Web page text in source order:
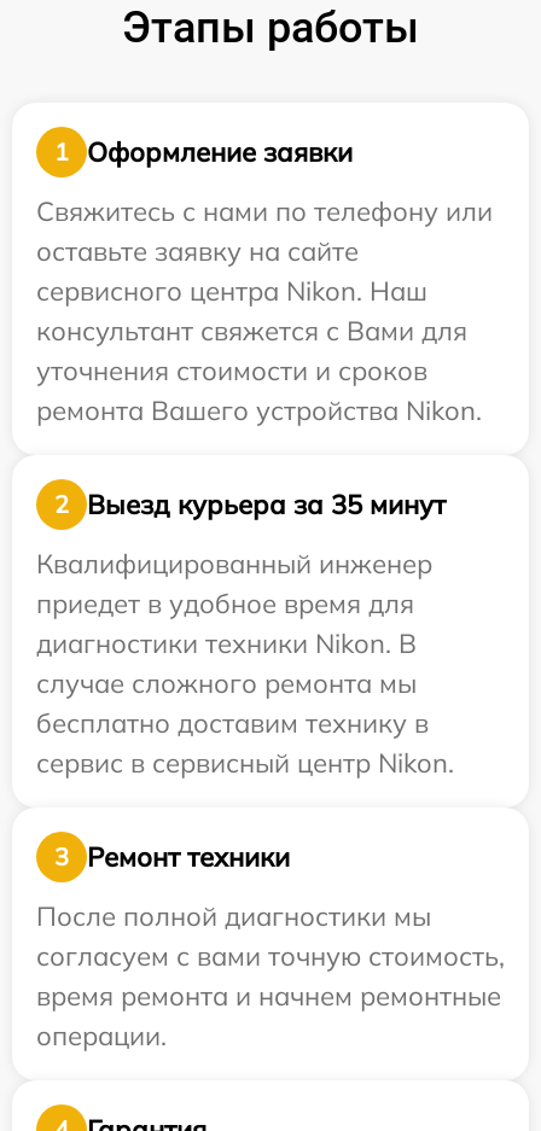
Этапы работы
1
Оформление заявки
Свяжитесь с нами по телефону или
оставьте заявку на сайте
сервисного центра Nikon. Наш
консультант свяжется с Вами для
уточнения стоимости и сроков
ремонта Вашего устройства Nikon.
2
Выезд курьера за 35 минут
Квалифицированный инженер
приедет в удобное время для
диагностики техники Nikon. В
случае сложного ремонта мы
бесплатно доставим технику в
сервис в сервисный центр Nikon.
3
Ремонт техники
После полной диагностики мы
согласуем с вами точную стоимость,
время ремонта и начнем ремонтные
операции.